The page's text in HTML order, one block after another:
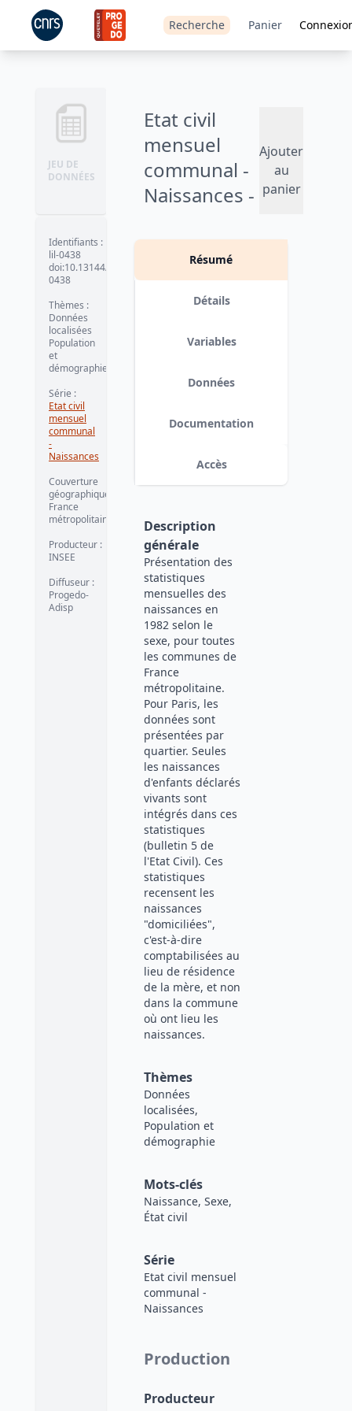
Recherche Panier
JEU DE
DONNÉES
Etat civil
mensuel
communal -
Naissances -
Ajouter
au
panier
Identifiants :
lil-0438
doi:10.13144/lil-
0438
Thèmes :
Données
localisées
Population
et
démographie
Série :
Etat civil
mensuel
communal
-
Naissances
Couverture
géographique
France
métropolitaine
Producteur :
INSEE
Diffuseur :
Progedo-
Adisp
Résumé
Détails
Variables
Données
Documentation
Accès
Description
générale
Présentation des
statistiques
mensuelles des
naissances en
1982 selon le
sexe, pour toutes
les communes de
France
métropolitaine.
Pour Paris, les
données sont
présentées par
quartier. Seules
les naissances
d'enfants déclarés
vivants sont
intégrés dans ces
statistiques
(bulletin 5 de
l'Etat Civil). Ces
statistiques
recensent les
naissances
"domiciliées",
c'est-à-dire
comptabilisées au
lieu de résidence
de la mère, et non
dans la commune
où ont lieu les
naissances.
Thèmes
Données
localisées,
Population et
démographie
Mots-clés
Naissance, Sexe,
État civil
Série
Etat civil mensuel
communal -
Naissances
Production
Producteur